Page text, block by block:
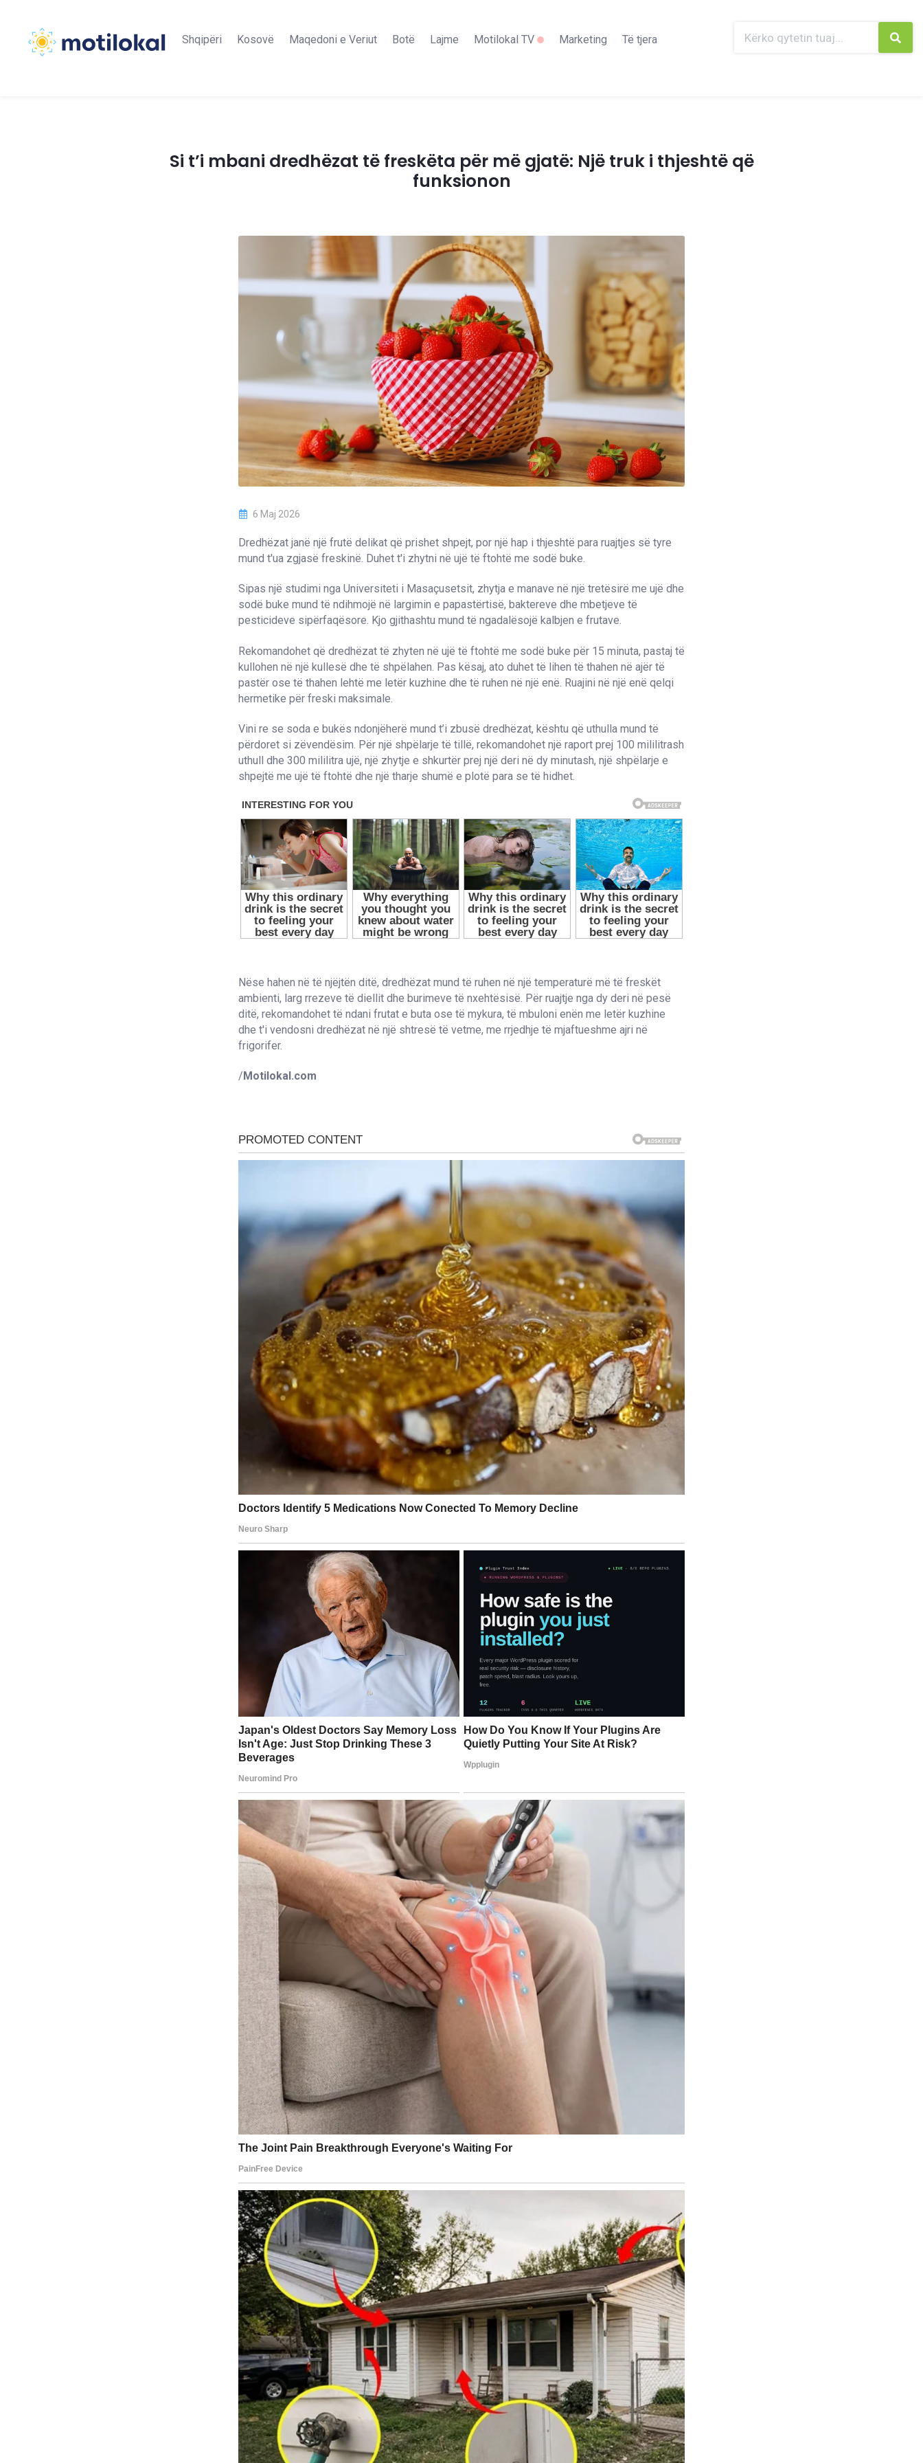
Shqipëri Kosovë Maqedoni e Veriut Botë Lajme Motilokal TV Marketing Të tjera
Si t’i mbani dredhëzat të freskëta për më gjatë: Një truk i thjeshtë që
funksionon
6 Maj 2026
Dredhëzat janë një frutë delikat që prishet shpejt, por një hap i thjeshtë para ruajtjes së tyre
mund t'ua zgjasë freskinë. Duhet t'i zhytni në ujë të ftohtë me sodë buke.
Sipas një studimi nga Universiteti i Masaçusetsit, zhytja e manave në një tretësirë me ujë dhe
sodë buke mund të ndihmojë në largimin e papastërtisë, baktereve dhe mbetjeve të
pesticideve sipërfaqësore. Kjo gjithashtu mund të ngadalësojë kalbjen e frutave.
Rekomandohet që dredhëzat të zhyten në ujë të ftohtë me sodë buke për 15 minuta, pastaj të
kullohen në një kullesë dhe të shpëlahen. Pas kësaj, ato duhet të lihen të thahen në ajër të
pastër ose të thahen lehtë me letër kuzhine dhe të ruhen në një enë. Ruajini në një enë qelqi
hermetike për freski maksimale.
Vini re se soda e bukës ndonjëherë mund t’i zbusë dredhëzat, kështu që uthulla mund të
përdoret si zëvendësim. Për një shpëlarje të tillë, rekomandohet një raport prej 100 mililitrash
uthull dhe 300 mililitra ujë, një zhytje e shkurtër prej një deri në dy minutash, një shpëlarje e
shpejtë me ujë të ftohtë dhe një tharje shumë e plotë para se të hidhet.
Nëse hahen në të njëjtën ditë, dredhëzat mund të ruhen në një temperaturë më të freskët
ambienti, larg rrezeve të diellit dhe burimeve të nxehtësisë. Për ruajtje nga dy deri në pesë
ditë, rekomandohet të ndani frutat e buta ose të mykura, të mbuloni enën me letër kuzhine
dhe t'i vendosni dredhëzat në një shtresë të vetme, me rrjedhje të mjaftueshme ajri në
frigorifer.
/ Motilokal.com